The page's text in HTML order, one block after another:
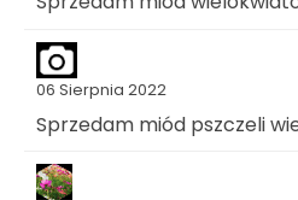
06 Sierpnia 2022
Sprzedam miód pszczeli